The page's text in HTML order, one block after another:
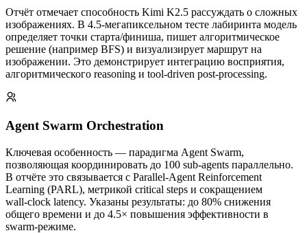
Отчёт отмечает способность Kimi K2.5 рассуждать о сложных
изображениях. В 4.5‑мегапиксельном тесте лабиринта модель
определяет точки старта/финиша, пишет алгоритмическое
решение (например BFS) и визуализирует маршрут на
изображении. Это демонстрирует интеграцию восприятия,
алгоритмического reasoning и tool‑driven post‑processing.
Agent Swarm Orchestration
Ключевая особенность — парадигма Agent Swarm,
позволяющая координировать до 100 sub‑agents параллельно.
В отчёте это связывается с Parallel‑Agent Reinforcement
Learning (PARL), метрикой critical steps и сокращением
wall‑clock latency. Указаны результаты: до 80% снижения
общего времени и до 4.5× повышения эффективности в
swarm‑режиме.